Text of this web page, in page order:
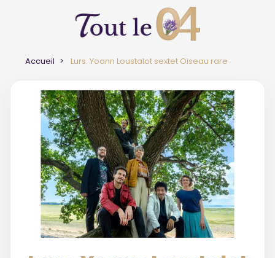
Accueil Lurs. Yoann Loustalot sextet Oiseau rare